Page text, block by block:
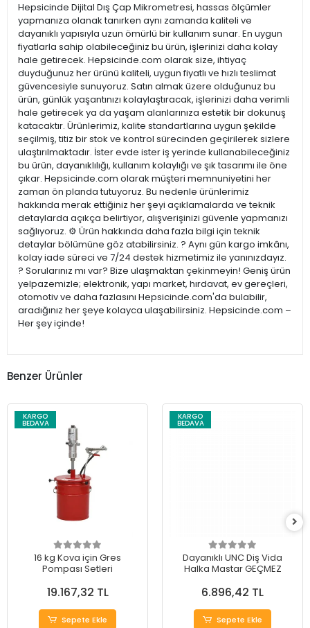
Hepsicinde Dijital Dış Çap Mikrometresi, hassas ölçümler
yapmanıza olanak tanırken aynı zamanda kaliteli ve
dayanıklı yapısıyla uzun ömürlü bir kullanım sunar. En uygun
fiyatlarla sahip olabileceğiniz bu ürün, işlerinizi daha kolay
hale getirecek. Hepsicinde.com olarak size, ihtiyaç
duyduğunuz her ürünü kaliteli, uygun fiyatlı ve hızlı teslimat
güvencesiyle sunuyoruz. Satın almak üzere olduğunuz bu
ürün, günlük yaşantınızı kolaylaştıracak, işlerinizi daha verimli
hale getirecek ya da yaşam alanlarınıza estetik bir dokunuş
katacaktır. Ürünlerimiz, kalite standartlarına uygun şekilde
seçilmiş, titiz bir stok ve kontrol sürecinden geçirilerek sizlere
ulaştırılmaktadır. İster evde ister iş yerinde kullanabileceğiniz
bu ürün, dayanıklılığı, kullanım kolaylığı ve şık tasarımı ile öne
çıkar. Hepsicinde.com olarak müşteri memnuniyetini her
zaman ön planda tutuyoruz. Bu nedenle ürünlerimiz
hakkında merak ettiğiniz her şeyi açıklamalarda ve teknik
detaylarda açıkça belirtiyor, alışverişinizi güvenle yapmanızı
sağlıyoruz. ⚙️ Ürün hakkında daha fazla bilgi için teknik
detaylar bölümüne göz atabilirsiniz. ? Aynı gün kargo imkânı,
kolay iade süreci ve 7/24 destek hizmetimiz ile yanınızdayız.
? Sorularınız mı var? Bize ulaşmaktan çekinmeyin! Geniş ürün
yelpazemizle; elektronik, yapı market, hırdavat, ev gereçleri,
otomotiv ve daha fazlasını Hepsicinde.com'da bulabilir,
aradığınız her şeye kolayca ulaşabilirsiniz. Hepsicinde.com –
Her şey içinde!
Benzer Ürünler
KARGO
BEDAVA
16 kg Kova için Gres
Pompası Setleri
19.167,32 TL
Sepete Ekle
KARGO
BEDAVA
Dayanıklı UNC Diş Vida
Halka Mastar GEÇMEZ
6.896,42 TL
Sepete Ekle